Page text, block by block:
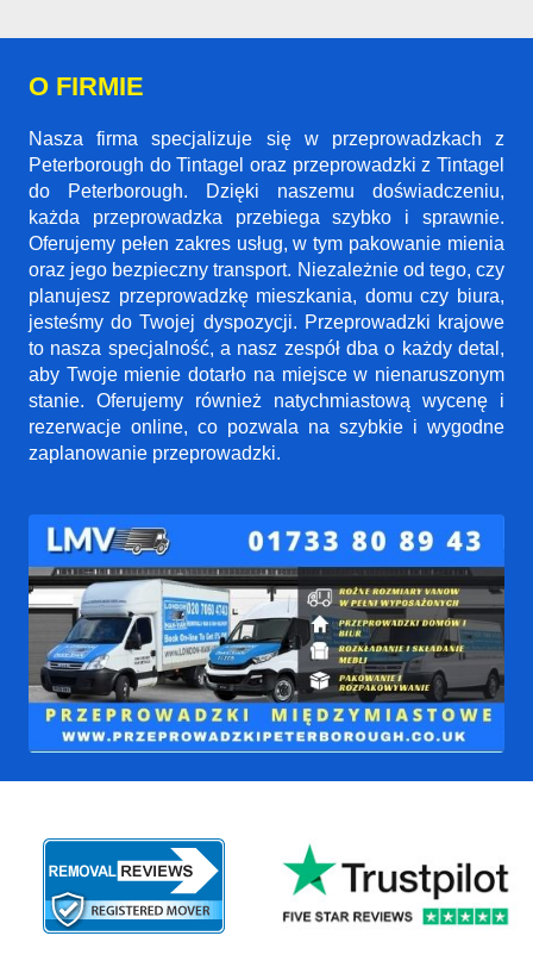
O FIRMIE
Nasza firma specjalizuje się w przeprowadzkach z
Peterborough do Tintagel oraz przeprowadzki z Tintagel
do Peterborough. Dzięki naszemu doświadczeniu,
każda przeprowadzka przebiega szybko i sprawnie.
Oferujemy pełen zakres usług, w tym pakowanie mienia
oraz jego bezpieczny transport. Niezależnie od tego, czy
planujesz przeprowadzkę mieszkania, domu czy biura,
jesteśmy do Twojej dyspozycji. Przeprowadzki krajowe
to nasza specjalność, a nasz zespół dba o każdy detal,
aby Twoje mienie dotarło na miejsce w nienaruszonym
stanie. Oferujemy również natychmiastową wycenę i
rezerwacje online, co pozwala na szybkie i wygodne
zaplanowanie przeprowadzki.